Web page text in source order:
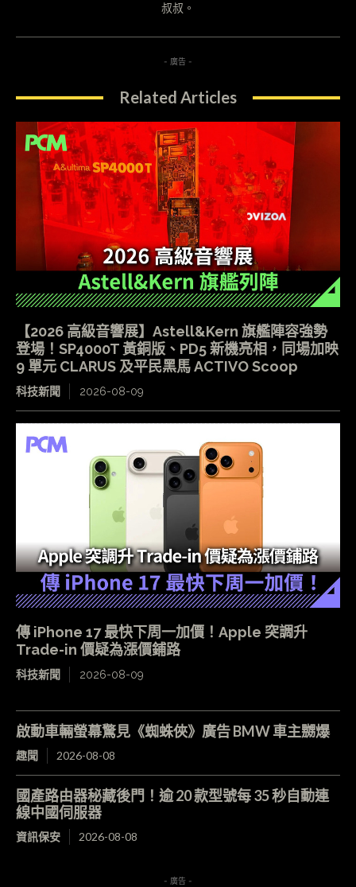
叔叔。
- 廣告 -
Related Articles
【2026 高級音響展】Astell&Kern 旗艦陣容強勢
登場！SP4000T 黃銅版、PD5 新機亮相，同場加映
9 單元 CLARUS 及平民黑馬 ACTIVO Scoop
科技新聞 2026-08-09
傳 iPhone 17 最快下周一加價！Apple 突調升
Trade-in 價疑為漲價鋪路
科技新聞 2026-08-09
啟動車輛螢幕驚見《蜘蛛俠》廣告 BMW 車主嬲爆
趣聞 2026-08-08
國產路由器秘藏後門！逾 20 款型號每 35 秒自動連
線中國伺服器
資訊保安 2026-08-08
- 廣告 -